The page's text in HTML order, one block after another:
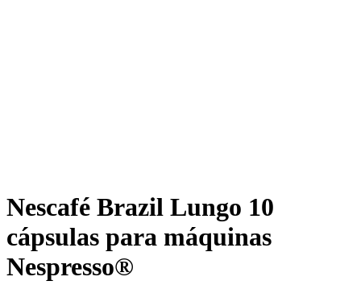
Nescafé Brazil Lungo 10
cápsulas para máquinas
Nespresso®